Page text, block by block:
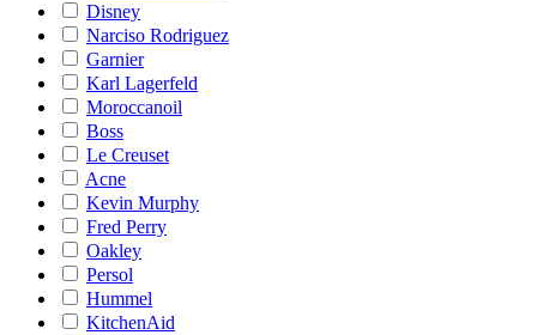
Disney
Narciso Rodriguez
Garnier
Karl Lagerfeld
Moroccanoil
Boss
Le Creuset
Acne
Kevin Murphy
Fred Perry
Oakley
Persol
Hummel
KitchenAid